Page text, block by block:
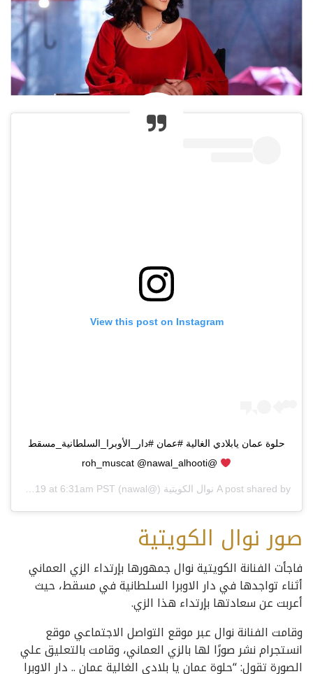
View this post on Instagram
حلوة عمان يابلادي الغالية #عمان #دار_الأوبرا_السلطانية_مسقط
@roh_muscat @nawal_alhooti
A post shared by نوال الكويتية (@nawal) on
Jan 24, 2019 at 6:31am PST
صور نوال الكويتية
فاجأت الفنانة الكويتية نوال جمهورها بإرتداء الزي العماني
أثناء تواجدها في دار الاوبرا السلطانية في مسقط، حيث
أعربت عن سعادتها بإرتداء هذا الزي.
وقامت الفنانة نوال عبر موقع التواصل الاجتماعي موقع
انستجرام نشر صورًا لها بالزي العماني، وقامت بالتعليق علي
الصورة تقول: “حلوة عمان يا بلادي الغالية عمان .. دار الاوبرا